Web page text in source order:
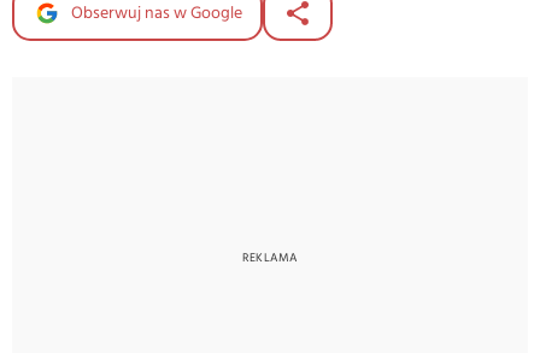
Obserwuj nas w Google